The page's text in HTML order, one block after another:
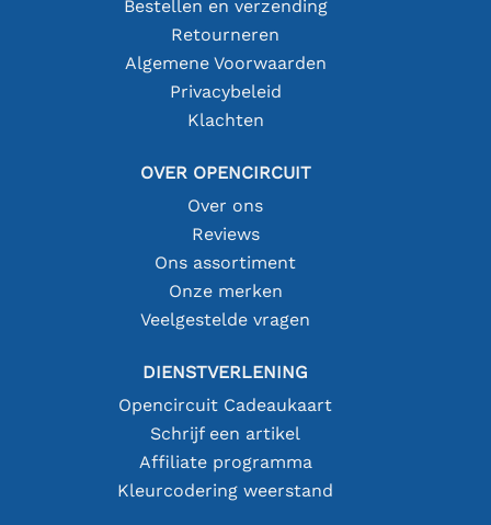
Bestellen en verzending
Retourneren
Algemene Voorwaarden
Privacybeleid
Klachten
OVER OPENCIRCUIT
Over ons
Reviews
Ons assortiment
Onze merken
Veelgestelde vragen
DIENSTVERLENING
Opencircuit Cadeaukaart
Schrijf een artikel
Affiliate programma
Kleurcodering weerstand